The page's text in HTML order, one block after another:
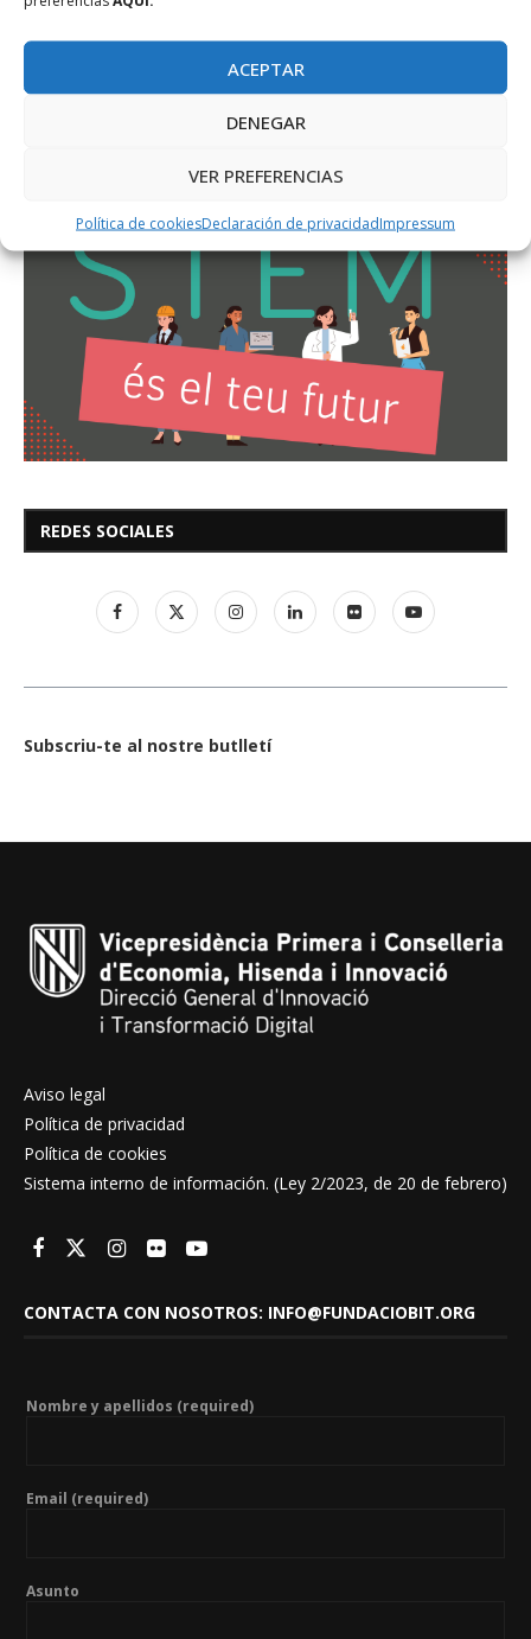
ACEPTAR
DENEGAR
VER PREFERENCIAS
Política de cookiesDeclaración de privacidadImpressum
REDES SOCIALES
Subscriu-te al nostre butlletí
Aviso legal
Política de privacidad
Política de cookies
Sistema interno de información. (Ley 2/2023, de 20 de febrero)
CONTACTA CON NOSOTROS: INFO@FUNDACIOBIT.ORG
Nombre y apellidos (required)
Email (required)
Asunto